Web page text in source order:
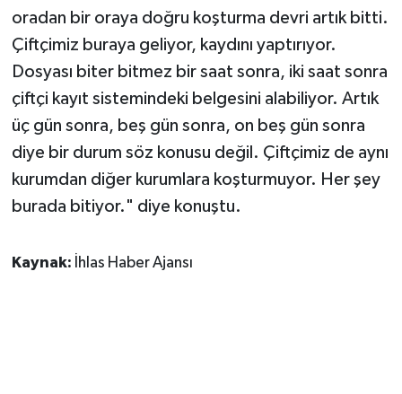
oradan bir oraya doğru koşturma devri artık bitti.
Çiftçimiz buraya geliyor, kaydını yaptırıyor.
Dosyası biter bitmez bir saat sonra, iki saat sonra
çiftçi kayıt sistemindeki belgesini alabiliyor. Artık
üç gün sonra, beş gün sonra, on beş gün sonra
diye bir durum söz konusu değil. Çiftçimiz de aynı
kurumdan diğer kurumlara koşturmuyor. Her şey
burada bitiyor." diye konuştu.
Kaynak: İhlas Haber Ajansı